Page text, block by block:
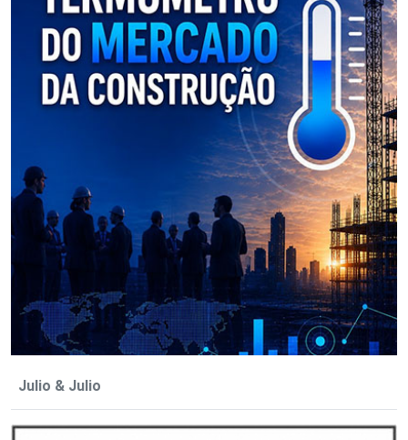
Julio & Julio